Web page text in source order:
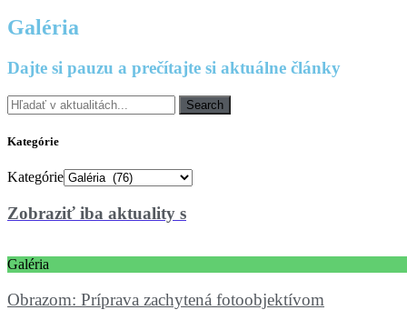
Galéria
Dajte si pauzu a prečítajte si aktuálne články
Search
Kategórie
Kategórie
Zobraziť iba aktuality s
Galéria
Obrazom: Príprava zachytená fotoobjektívom